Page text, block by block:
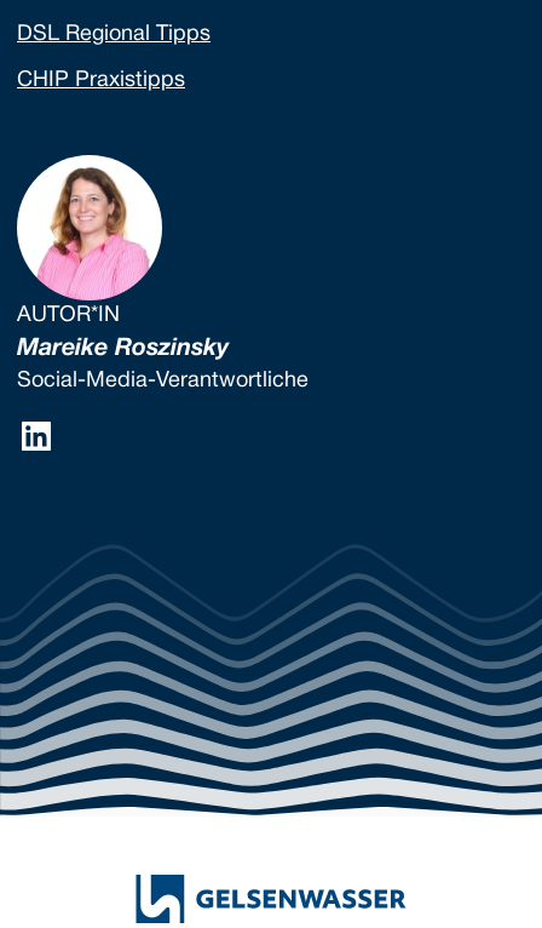
DSL Regional Tipps
CHIP Praxistipps
AUTOR*IN
Mareike Roszinsky
Social-Media-Verantwortliche